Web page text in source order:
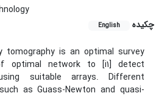
چکیده
English
tomography is an optimal survey
optimal network to [i1] detect
suitable arrays. Different
as Guass-Newton and quasi-